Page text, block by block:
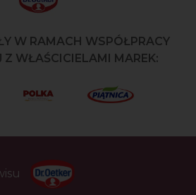
W RAMACH WSPÓŁPRACY
Z WŁAŚCICIELAMI MAREK: